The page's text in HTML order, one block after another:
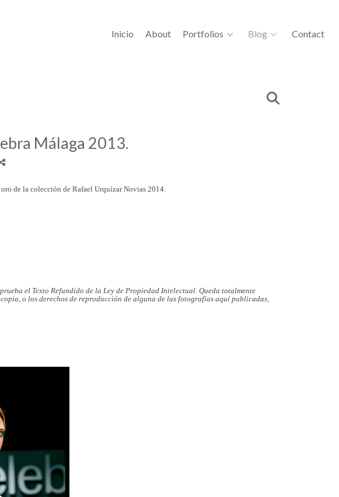
Inicio About Portfolios Blog Contact
Málaga 2013.
de la colección de Rafael Urquízar Novias 2014.
el Texto Refundido de la Ley de Propiedad Intelectual. Queda totalmente
o los derechos de reproducción de alguna de las fotografías aquí publicadas,